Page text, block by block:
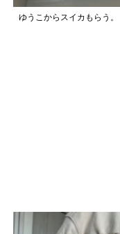
ゆうこからスイカもらう。